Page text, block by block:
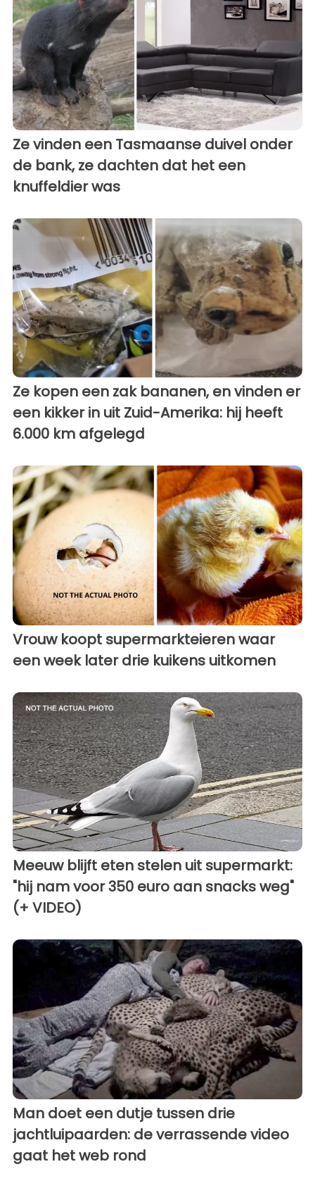
Ze vinden een Tasmaanse duivel onder
de bank, ze dachten dat het een
knuffeldier was
Ze kopen een zak bananen, en vinden er
een kikker in uit Zuid-Amerika: hij heeft
6.000 km afgelegd
Vrouw koopt supermarkteieren waar
een week later drie kuikens uitkomen
Meeuw blijft eten stelen uit supermarkt:
"hij nam voor 350 euro aan snacks weg"
(+ VIDEO)
Man doet een dutje tussen drie
jachtluipaarden: de verrassende video
gaat het web rond